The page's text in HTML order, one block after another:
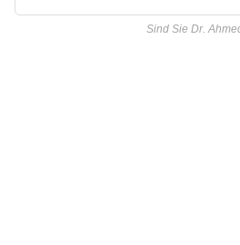
Sind Sie Dr.